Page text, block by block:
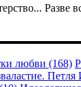
любви (168)
Петля